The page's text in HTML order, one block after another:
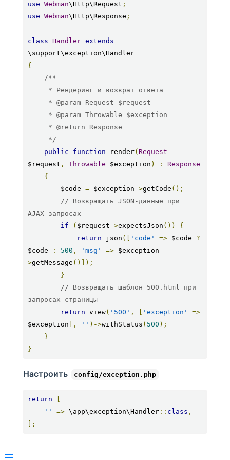
use Webman\Http\Request ;
use Webman\Http\Response ;
class Handler extends
\support\exception\Handler
{
/**
     */
public
function render( Request
$request , Throwable $exception ) :
Response
{
        $code
= $exception ->getCode ();
// Возвращать JSON-данные при
AJAX-запросах
if
( $request ->expectsJson ())
{
return json ([ 'code' => $code ?
$code
: 500 , 'msg' => $exception -
>getMessage ()]);
}
// Возвращать шаблон 500.html при
запросах страницы
return view( '500' , 'exception'
=>
$exception ], '' )->withStatus ( 500 );
}
}
Настроить config/exception.php
return
''
=> \app\exception\Handler:: class ,
];